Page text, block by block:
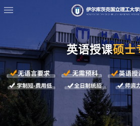
英语授课硕士